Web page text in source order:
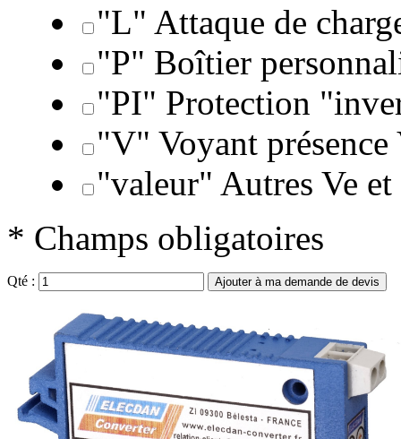
"L" Attaque de
"P" Boîtier
"PI" Protection
"V" Voyant présence
"valeur" Autres Ve
* Champs obligatoires
Qté : Ajouter à ma demande de devis